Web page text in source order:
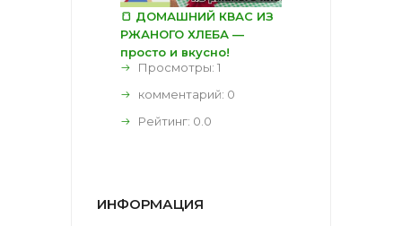
🍞 ДОМАШНИЙ КВАС ИЗ
РЖАНОГО ХЛЕБА —
просто и вкусно!
Просмотры: 1
комментарий: 0
Рейтинг: 0.0
ИНФОРМАЦИЯ